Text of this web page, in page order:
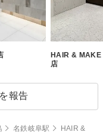
HAIR & MAKE
店
報告
名鉄岐阜駅
HAIR &